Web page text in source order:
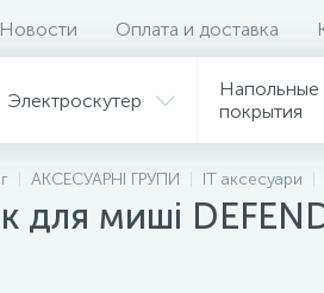
Новости Оплата и доставка
Электроскутер
Напольные
покрытия
АКСЕСУАРНІ ГРУПИ IT аксесуари
для мишi